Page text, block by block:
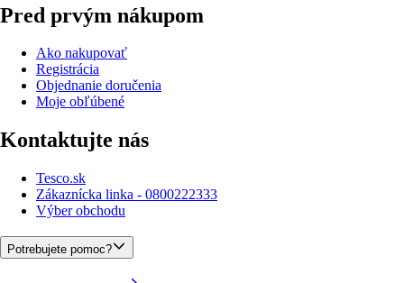
Pred prvým nákupom
Ako nakupovať
Registrácia
Objednanie doručenia
Moje obľúbené
Kontaktujte nás
Tesco.sk
Zákaznícka linka - 0800222333
Výber obchodu
Potrebujete pomoc?